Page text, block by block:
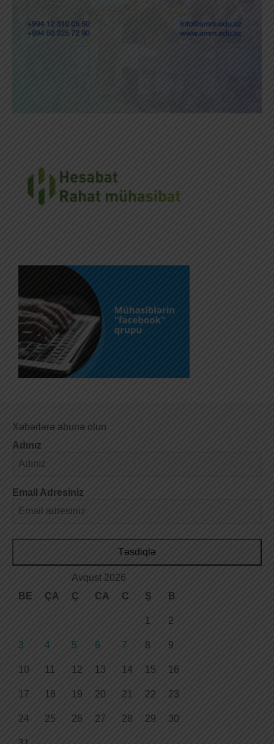
Xəbərlərə abunə olun
Adınız
Email Adresiniz
Təsdiqlə
Avqust 2026
BE
ÇA Ç CA C Ş B
1 2
3 4 5 6 7 8 9
10 11 12 13 14 15 16
17 18 19 20 21 22 23
24 25 26 27 28 29 30